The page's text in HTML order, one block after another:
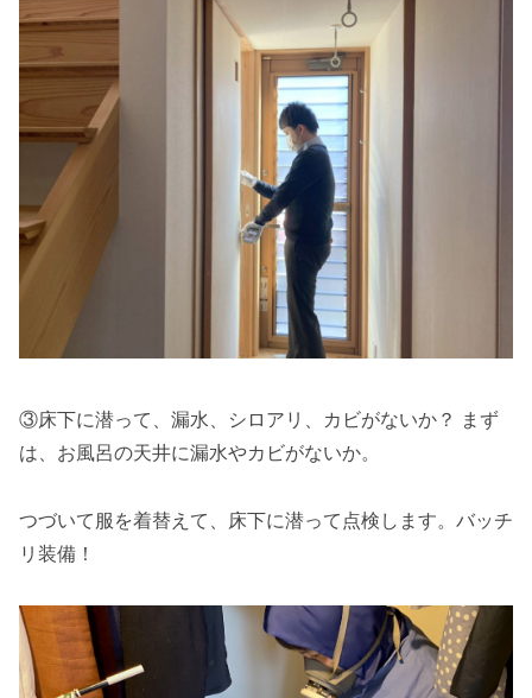
③床下に潜って、漏水、シロアリ、カビがないか？ まず
は、お風呂の天井に漏水やカビがないか。
つづいて服を着替えて、床下に潜って点検します。バッチ
リ装備！